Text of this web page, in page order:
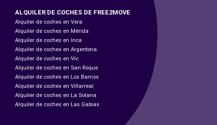
ALQUILER DE COCHES DE FREE2MOVE
Alquiler de coches en Vera
Alquiler de coches en Mérida
Alquiler de coches en Inca
Alquiler de coches en Argentona
Alquiler de coches en Vic
Alquiler de coches en San Roque
Alquiler de coches en Los Barrios
Alquiler de coches en Villarreal
Alquiler de coches en La Solana
Alquiler de coches en Las Gabias